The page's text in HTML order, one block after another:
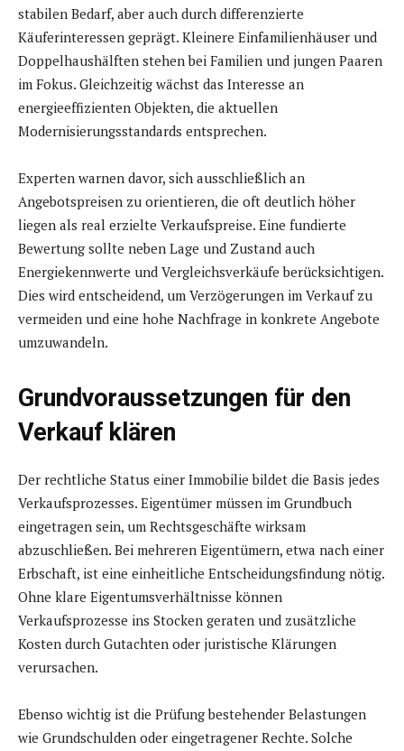
stabilen Bedarf, aber auch durch differenzierte
Käuferinteressen geprägt. Kleinere Einfamilienhäuser und
Doppelhaushälften stehen bei Familien und jungen Paaren
im Fokus. Gleichzeitig wächst das Interesse an
energieeffizienten Objekten, die aktuellen
Modernisierungsstandards entsprechen.
Experten warnen davor, sich ausschließlich an
Angebotspreisen zu orientieren, die oft deutlich höher
liegen als real erzielte Verkaufspreise. Eine fundierte
Bewertung sollte neben Lage und Zustand auch
Energiekennwerte und Vergleichsverkäufe berücksichtigen.
Dies wird entscheidend, um Verzögerungen im Verkauf zu
vermeiden und eine hohe Nachfrage in konkrete Angebote
umzuwandeln.
Grundvoraussetzungen für den
Verkauf klären
Der rechtliche Status einer Immobilie bildet die Basis jedes
Verkaufsprozesses. Eigentümer müssen im Grundbuch
eingetragen sein, um Rechtsgeschäfte wirksam
abzuschließen. Bei mehreren Eigentümern, etwa nach einer
Erbschaft, ist eine einheitliche Entscheidungsfindung nötig.
Ohne klare Eigentumsverhältnisse können
Verkaufsprozesse ins Stocken geraten und zusätzliche
Kosten durch Gutachten oder juristische Klärungen
verursachen.
Ebenso wichtig ist die Prüfung bestehender Belastungen
wie Grundschulden oder eingetragener Rechte. Solche